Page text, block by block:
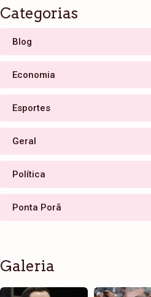
Categorias
Blog
Economia
Esportes
Geral
Política
Ponta Porã
Galeria